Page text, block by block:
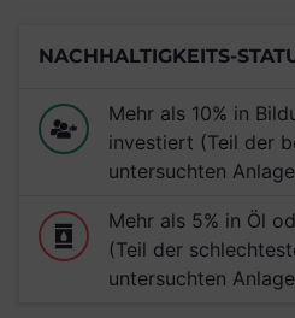
NACHHALTIGKEITS-
Mehr als 10% in
investiert (Teil der
untersuchten
Mehr als 5% in Öl
(Teil der
untersuchten